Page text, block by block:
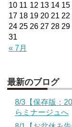
« 7月
10 11 12 13 14 15
17 18 19 20 21 22
24 25 26 27 28 29
31
最新のブログ
8/3【保存版：
らミナージュへ